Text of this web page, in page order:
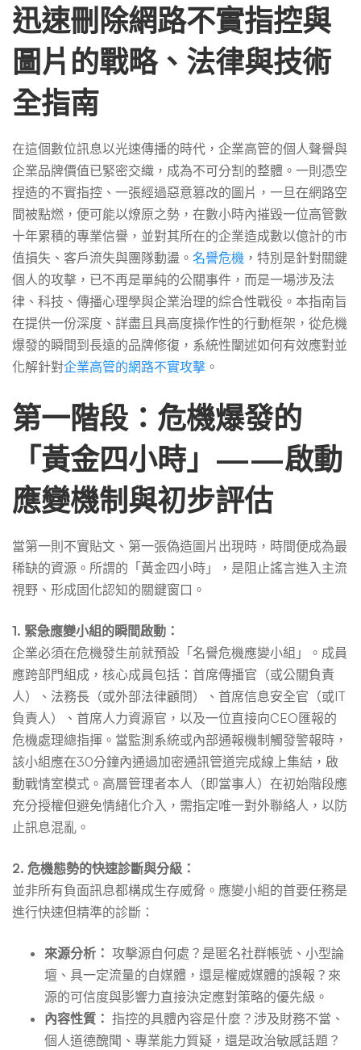
刪
除
網
路
不
實
指
控
與
圖
片
迅速刪除網路不實指控與
圖片的戰略、法律與技術
全指南
在這個數位訊息以光速傳播的時代，企業高管的個人聲譽與
企業品牌價值已緊密交織，成為不可分割的整體。一則憑空
捏造的不實指控、一張經過惡意篡改的圖片，一旦在網路空
間被點燃，便可能以燎原之勢，在數小時內摧毀一位高管數
十年累積的專業信譽，並對其所在的企業造成數以億計的市
值損失、客戶流失與團隊動盪。 名譽危機 ，特別是針對關鍵
個人的攻擊，已不再是單純的公關事件，而是一場涉及法
律、科技、傳播心理學與企業治理的綜合性戰役。本指南旨
在提供一份深度、詳盡且具高度操作性的行動框架，從危機
爆發的瞬間到長遠的品牌修復，系統性闡述如何有效應對並
化解針對企業高管的網路不實攻擊 。
第一階段：危機爆發的
「黃金四小時」——啟動
應變機制與初步評估
當第一則不實貼文、第一張偽造圖片出現時，時間便成為最
稀缺的資源。所謂的「黃金四小時」，是阻止謠言進入主流
視野、形成固化認知的關鍵窗口。
1. 緊急應變小組的瞬間啟動：
企業必須在危機發生前就預設「名譽危機應變小組」。成員
應跨部門組成，核心成員包括：首席傳播官（或公關負責
人）、法務長（或外部法律顧問）、首席信息安全官（或IT
負責人）、首席人力資源官，以及一位直接向CEO匯報的
危機處理總指揮。當監測系統或內部通報機制觸發警報時，
該小組應在30分鐘內通過加密通訊管道完成線上集結，啟
動戰情室模式。高層管理者本人（即當事人）在初始階段應
充分授權但避免情緒化介入，需指定唯一對外聯絡人，以防
止訊息混亂。
2. 危機態勢的快速診斷與分級：
並非所有負面訊息都構成生存威脅。應變小組的首要任務是
進行快速但精準的診斷：
來源分析： 攻擊源自何處？是匿名社群帳號、小型論
壇、具一定流量的自媒體，還是權威媒體的誤報？來
源的可信度與影響力直接決定應對策略的優先級。
內容性質： 指控的具體內容是什麼？涉及財務不當、
個人道德醜聞、專業能力質疑，還是政治敏感話題？